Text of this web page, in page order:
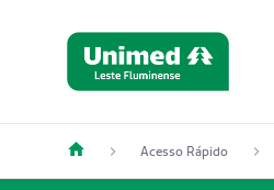
Acesso Rápido